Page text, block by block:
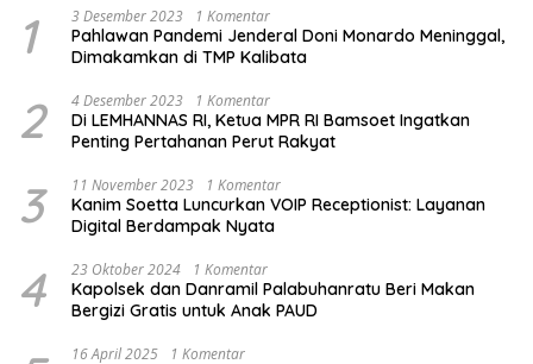
1 3 Desember 2023 1 Komentar
Pahlawan Pandemi Jenderal Doni Monardo Meninggal,
Dimakamkan di TMP Kalibata
2 4 Desember 2023 1 Komentar
Di LEMHANNAS RI, Ketua MPR RI Bamsoet Ingatkan
Penting Pertahanan Perut Rakyat
3 11 November 2023 1 Komentar
Kanim Soetta Luncurkan VOIP Receptionist: Layanan
Digital Berdampak Nyata
4 23 Oktober 2024 1 Komentar
Kapolsek dan Danramil Palabuhanratu Beri Makan
Bergizi Gratis untuk Anak PAUD
16 April 2025 1 Komentar